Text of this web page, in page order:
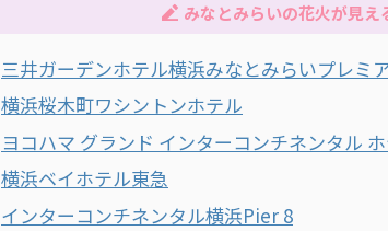
みなとみらいの花火が見え
三井ガーデンホテル横浜みなとみらいプレミ
横浜桜木町ワシントンホテル
ヨコハマ グランド インターコンチネンタル
横浜ベイホテル東急
インターコンチネンタル横浜Pier 8